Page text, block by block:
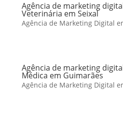
Agência de marketing
Veterinária em Seixal
Agência de Marketing Digital
Agência de marketing
Médica em Guimarães
Agência de Marketing Digital